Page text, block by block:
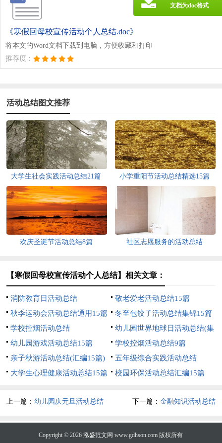
《寒假回母校宣传活动个人总结.doc》
将本文的Word文档下载到电脑，方便收藏和打印
推荐度：
文档为doc格式
活动总结图文推荐
大学生社会实践活动总结21篇 小学重阳节活动总结精选15篇
欢庆圣诞节活动总结8篇 社区志愿服务的活动总结
【寒假回母校宣传活动个人总结】相关文章：
消防教育日活动总结
敬老爱老活动总结15篇
秋季运动会活动总结通用15篇
冬至包饺子活动总结集锦15篇
学校控烟活动总结
幼儿园世界地球日活动总结(集
合12篇)
幼儿园游戏活动总结15篇
学校控烟活动总结9篇
亲子秋游活动总结(汇编15篇)
五年级综合实践活动总结
大学生心理健康活动总结15篇
校园环保活动总结汇编15篇
上一篇：幼儿园庆元旦活动总结
下一篇： 金融知识活动总结
Copyright © 2026泓盛范文网 www.gdhson.com 版权所有